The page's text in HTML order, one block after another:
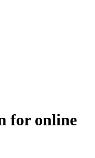
for online